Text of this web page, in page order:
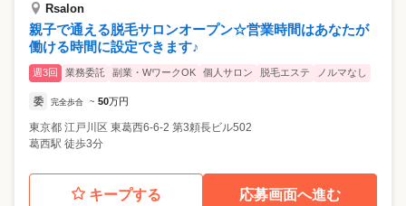
Rsalon
親子で通える脱毛サロンオープン☆営業時間はあなたが
働ける時間に設定できます♪
週3回 業務委託 副業・WワークOK 個人サロン 脱毛エステ ノルマなし
委 完全歩合 ~ 50万円
東京都 江戸川区 東葛西6-6-2 第3頼長ビル502
葛西駅 徒歩3分
キープする 応募画面へ進む